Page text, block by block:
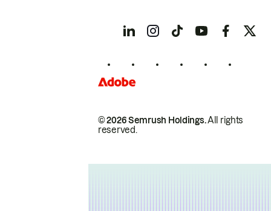
© 2026 Semrush Holdings.All rights
reserved.